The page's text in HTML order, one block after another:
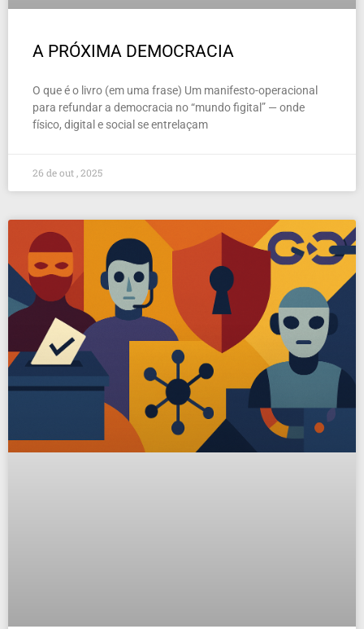
A PRÓXIMA DEMOCRACIA
O que é o livro (em uma frase) Um manifesto-operacional
para refundar a democracia no “mundo figital” — onde
físico, digital e social se entrelaçam
26 de out , 2025